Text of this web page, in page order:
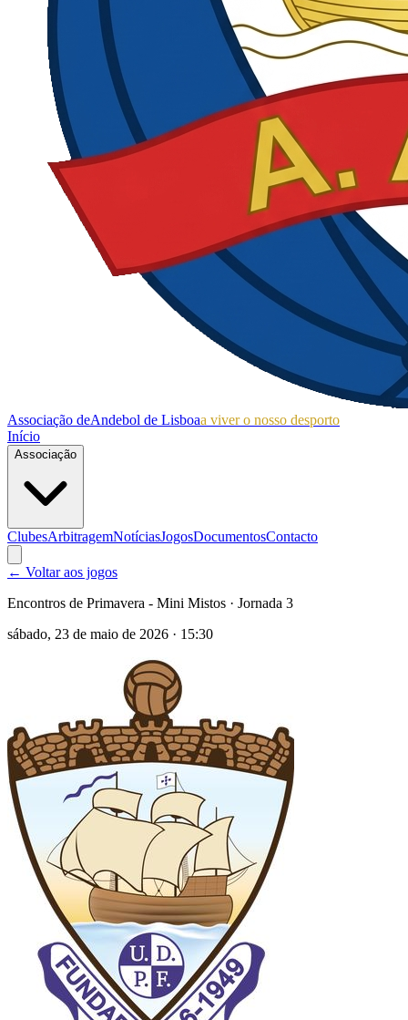
Associação deAndebol de Lisboaa viver o nosso desporto
Início
Associação
ClubesArbitragemNotíciasJogosDocumentosContacto
← Voltar aos jogos
Encontros de Primavera - Mini Mistos · Jornada 3
sábado, 23 de maio de 2026 · 15:30